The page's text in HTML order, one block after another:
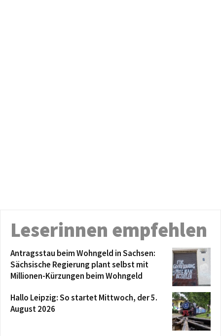
Leserinnen empfehlen
Antragsstau beim Wohngeld in Sachsen:
Sächsische Regierung plant selbst mit
Millionen-Kürzungen beim Wohngeld
Hallo Leipzig: So startet Mittwoch, der 5.
August 2026